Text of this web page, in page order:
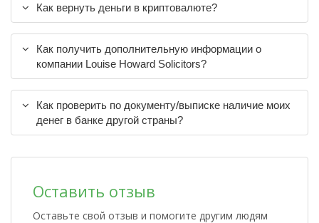
Как вернуть деньги в криптовалюте?
Как получить дополнительную информации о
компании Louise Howard Solicitors?
Как проверить по документу/выписке наличие моих
денег в банке другой страны?
Оставить отзыв
Оставьте свой отзыв и помогите другим людям